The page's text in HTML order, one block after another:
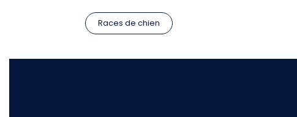
Races de chien